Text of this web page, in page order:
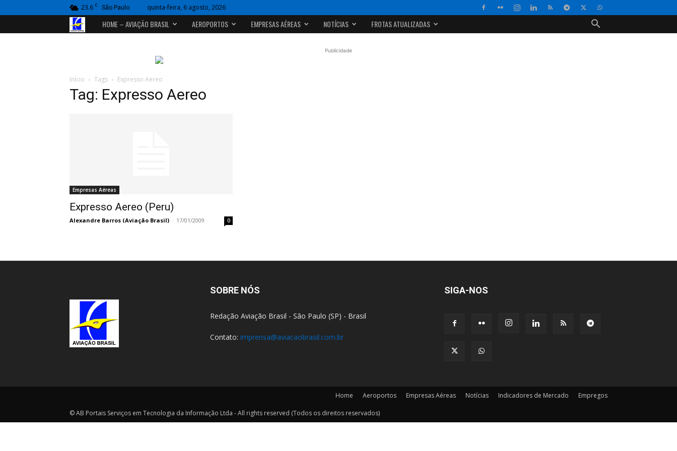
23.6 C São Paulo quinta-feira, 6 agosto, 2026
Portal
HOME – AVIAÇÃO BRASIL AEROPORTOS EMPRESAS AÉREAS NOTÍCIAS FROTAS ATUALIZADAS
Publicidade
Início Tags Expresso Aereo
Tag: Expresso Aereo
Empresas Aéreas
Expresso Aereo (Peru)
Alexandre Barros (Aviação Brasil) - 17/01/2009 0
SOBRE NÓS
Redação Aviação Brasil - São Paulo (SP) - Brasil
Contato: imprensa@aviacaobrasil.com.br
SIGA-NOS
Home Aeroportos Empresas Aéreas Notícias Indicadores de Mercado Empregos
© AB Portais Serviços em Tecnologia da Informação Ltda - All rights reserved (Todos os direitos reservados)